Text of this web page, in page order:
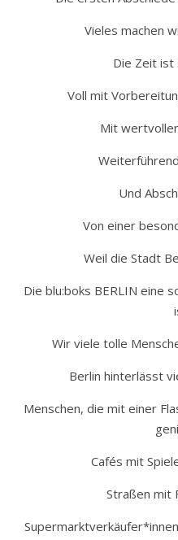
Vieles machen
Die Zeit ist
Voll mit
Mit
Und
Von einer
Weil die Stadt
Die blu:boks BERLIN eine
Wir viele tolle
Berlin hinterlässt
Menschen, die mit einer
Cafés mit
Straßen mit